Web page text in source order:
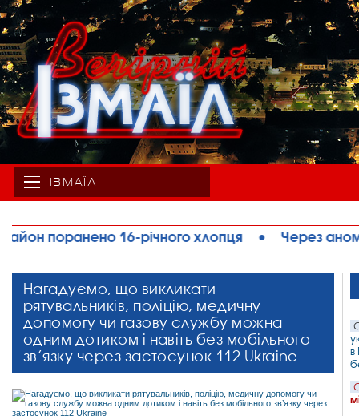
ІЗМАЇЛ
• Через аномальну спеку на Одещині
Нагадуємо, що викликати
рятувальників, поліцію, медичну
допомогу чи газову службу можна
одним дотиком і навіть без мобільного
зв’язку через застосунок 112 Ukraine
в